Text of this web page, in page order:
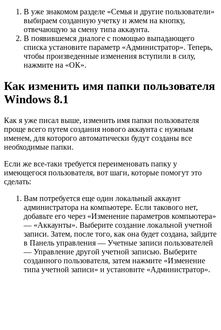
В уже знакомом разделе «Семья и другие пользователи»
выбираем созданную учетку и жмем на кнопку,
отвечающую за смену типа аккаунта.
В появившемся диалоге с помощью выпадающего
списка установите параметр «Администратор». Теперь,
чтобы произведенные изменения вступили в силу,
нажмите на «ОК».
Как изменить имя папки пользователя
Windows 8.1
Как я уже писал выше, изменить имя папки пользователя
проще всего путем создания нового аккаунта с нужным
именем, для которого автоматически будут созданы все
необходимые папки.
Если же все-таки требуется переименовать папку у
имеющегося пользователя, вот шаги, которые помогут это
сделать:
Вам потребуется еще один локальный аккаунт
администратора на компьютере. Если такового нет,
добавьте его через «Изменение параметров компьютера»
— «Аккаунты». Выберите создание локальной учетной
записи. Затем, после того, как она будет создана, зайдите
в Панель управления — Учетные записи пользователей
— Управление другой учетной записью. Выберите
созданного пользователя, затем нажмите «Изменение
типа учетной записи» и установите «Администратор».